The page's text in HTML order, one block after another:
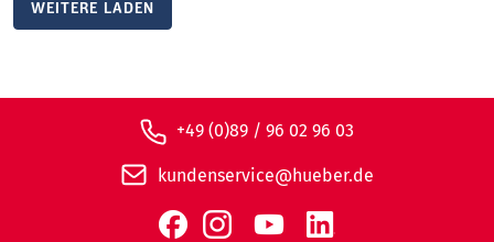
WEITERE LADEN
+49 (0)89 / 96 02 96 03
kundenservice@hueber.de